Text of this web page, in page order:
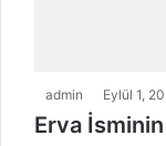
admin Eylül 1,
Erva